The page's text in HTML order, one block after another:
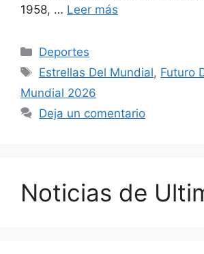
1958, … Leer más
Categorías
Deportes
Etiquetas
Estrellas Del Mundial, Futuro
Mundial 2026
Deja un comentario
Noticias de